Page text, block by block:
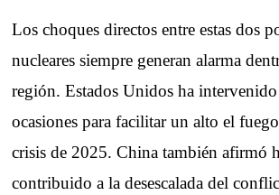
Los choques directos entre estas dos
nucleares siempre generan alarma
región. Estados Unidos ha intervenido
ocasiones para facilitar un alto el
crisis de 2025. China también afirmó
contribuido a la desescalada del